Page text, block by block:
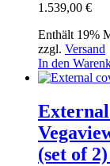
1.539,00 €
Enthält 19%
zzgl. Versand
In den
External
(set of